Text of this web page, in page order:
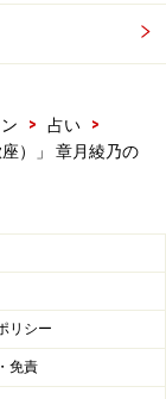
> 占い
>
）」 章月綾乃の
リシー
免責